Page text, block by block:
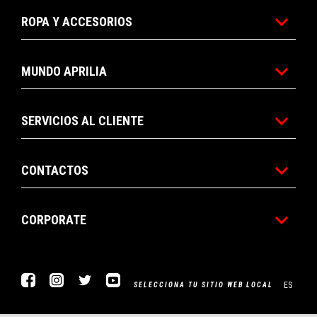
ROPA Y ACCESORIOS
MUNDO APRILIA
SERVICIOS AL CLIENTE
CONTACTOS
CORPORATE
FacebookInstagram
Twitter YouTube
SELECCIONA TU SITIO WEB LOCAL ES